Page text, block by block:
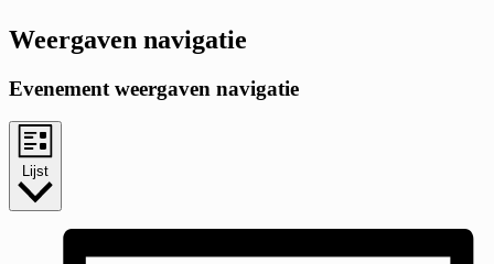
Weergaven navigatie
Evenement weergaven navigatie
Lijst